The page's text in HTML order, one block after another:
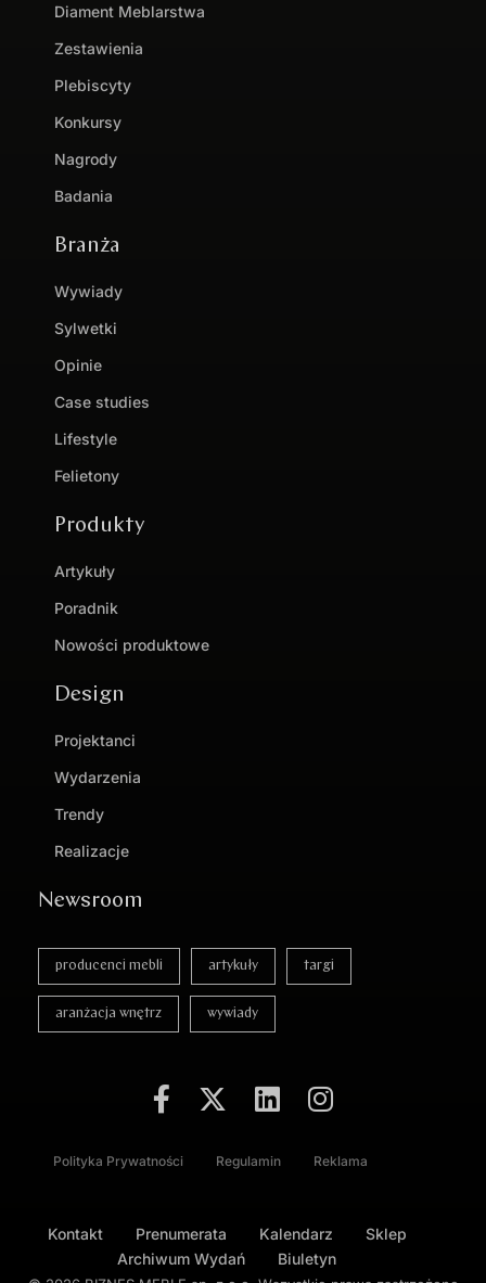
Diament Meblarstwa
Zestawienia
Plebiscyty
Konkursy
Nagrody
Badania
Branża
Wywiady
Sylwetki
Opinie
Case studies
Lifestyle
Felietony
Produkty
Artykuły
Poradnik
Nowości produktowe
Design
Projektanci
Wydarzenia
Trendy
Realizacje
Newsroom
producenci mebli artykuły targi
aranżacja wnętrz wywiady
Polityka Prywatności Regulamin Reklama
Kontakt Prenumerata Kalendarz
Sklep
Archiwum Wydań
Biuletyn